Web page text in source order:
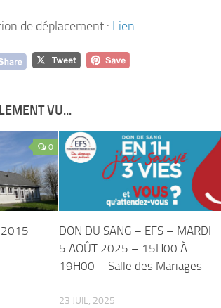
de déplacement : Lien
VU...
0
2015
DON DU SANG – EFS – MARDI
5 AOÛT 2025 – 15H00 À
19H00 – Salle des Mariages
23 JUIL, 2025